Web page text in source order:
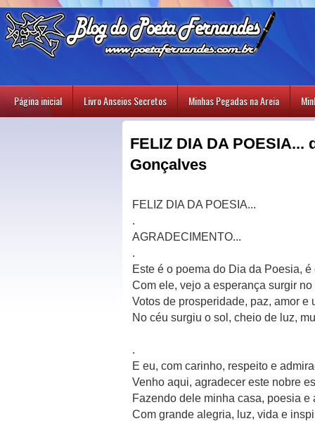
Página inicial Livro Anseios Secretos Minhas Pegadas na Areia
FELIZ DIA DA POESIA...
Gonçalves
FELIZ DIA DA POESIA...
.
AGRADECIMENTO...
.
Este é o poema do Dia da Poesia, é
Com ele, vejo a esperança surgir no
Votos de prosperidade, paz, amor e
No céu surgiu o sol, cheio de luz,
.
E eu, com carinho, respeito e
Venho aqui, agradecer este nobre
Fazendo dele minha casa, poesia e
Com grande alegria, luz, vida e